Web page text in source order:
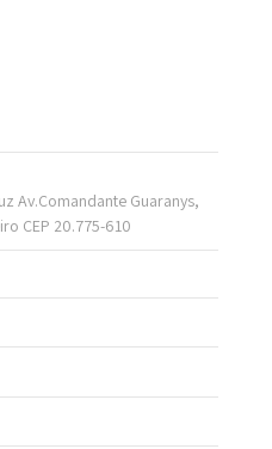
Av.Comandante Guaranys,
CEP 20.775-610